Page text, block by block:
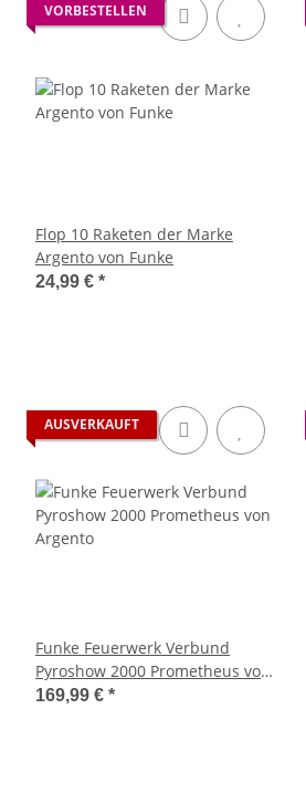
VORBESTELLEN
Flop 10 Raketen der Marke
Argento von Funke
24,99 € *
AUSVERKAUFT
Funke Feuerwerk Verbund
Pyroshow 2000 Prometheus von
Argento
169,99 € *